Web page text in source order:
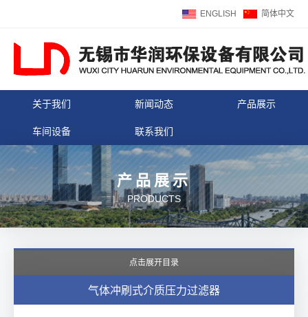
ENGLISH 简体中文
关于我们 新闻动态 产品展示
车间设备 联系我们
产品展示
PRODUCTS
点击展开目录
气体冲刷式介质压力过滤器